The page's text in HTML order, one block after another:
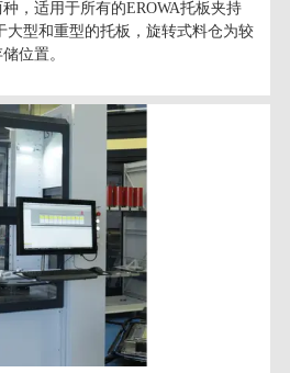
，适用于所有的EROWA托板夹持
大型和重型的托板，旋转式料仓为较
位置。